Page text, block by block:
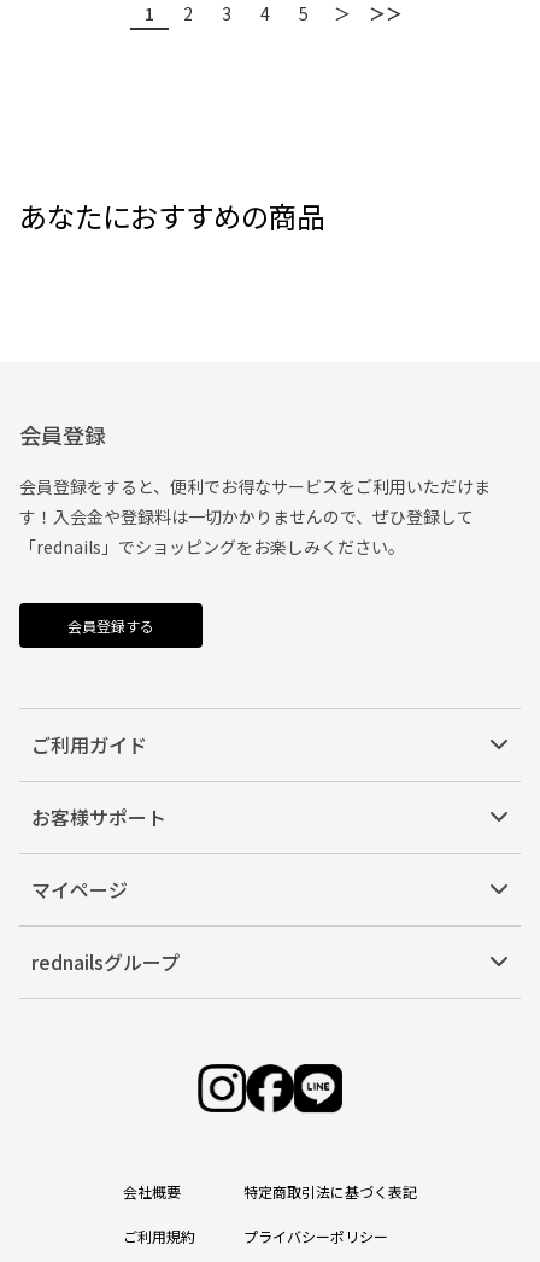
1 2 3 4 5 ＞ ＞＞
あなたにおすすめの商品
会員登録
会員登録をすると、便利でお得なサービスをご利用いただけま
す！入会金や登録料は一切かかりませんので、ぜひ登録して
「rednails」でショッピングをお楽しみください。
会員登録する
ご利用ガイド
お客様サポート
マイページ
rednailsグループ
会社概要 特定商取引法に基づく表記
ご利用規約 プライバシーポリシー